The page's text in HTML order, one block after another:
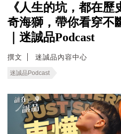
《人生的坑，都在
奇海獅，帶你看穿不
｜迷誠品Podcast
撰文 迷誠品內容中心
迷誠品Podcast